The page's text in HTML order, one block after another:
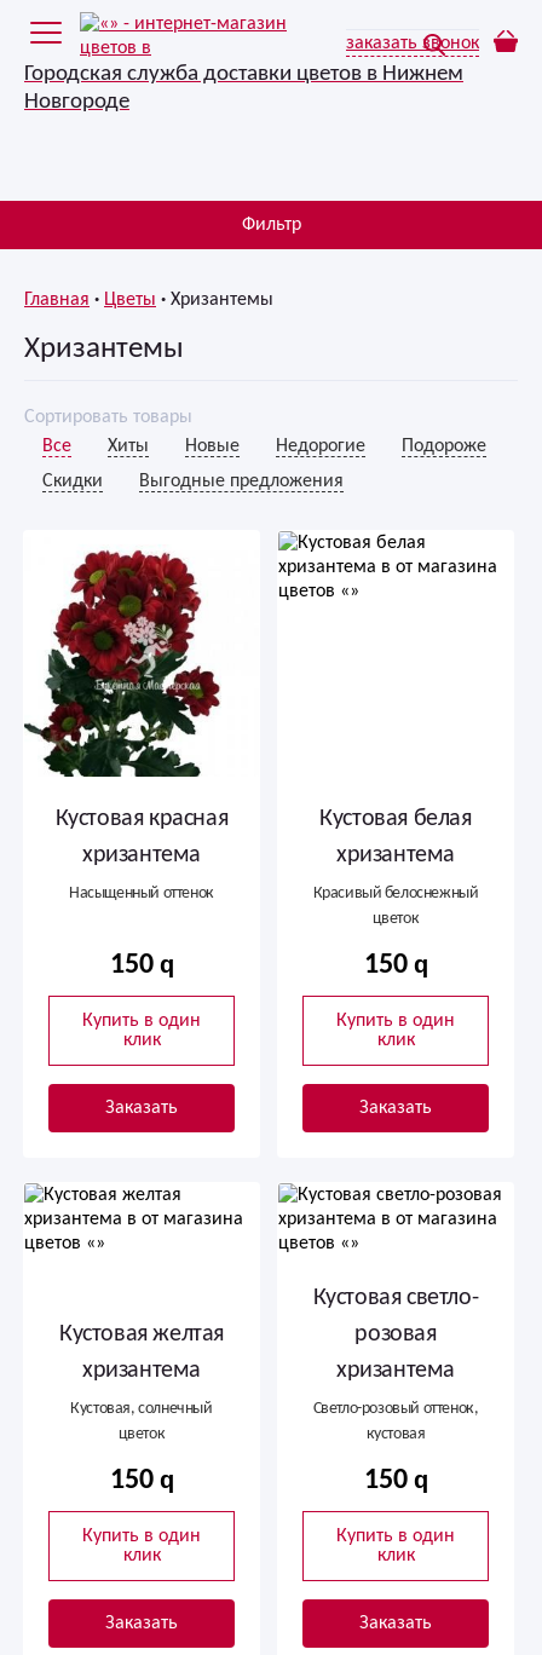
заказать звонок
Городская служба доставки цветов в Нижнем
Новгороде
Фильтр
Главная Цветы Хризантемы
Хризантемы
Сортировать товары
Все
Хиты Новые Недорогие
Подороже
Скидки
Выгодные предложения
Кустовая красная
хризантема
Насыщенный оттенок
150
Купить в один
клик
Заказать
Кустовая белая
хризантема
Красивый белоснежный
цветок
150
Купить в один
клик
Заказать
Кустовая желтая
хризантема
Кустовая, солнечный
цветок
150
Купить в один
клик
Заказать
Кустовая светло-
розовая
хризантема
Светло-розовый оттенок,
кустовая
150
Купить в один
клик
Заказать